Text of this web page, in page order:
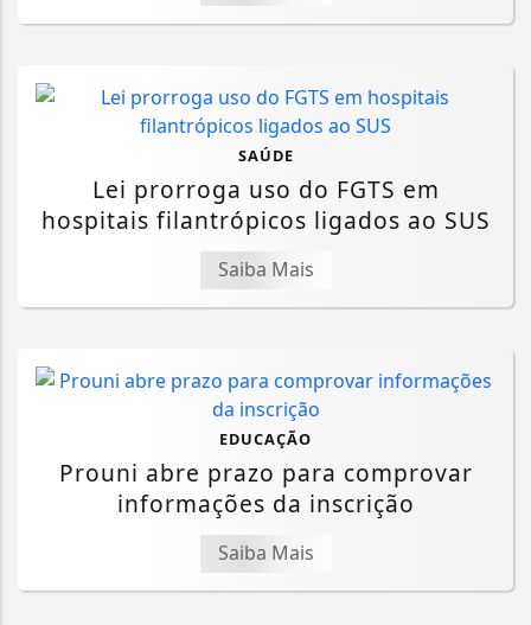
SAÚDE
Lei prorroga uso do FGTS em
hospitais filantrópicos ligados ao SUS
Saiba Mais
EDUCAÇÃO
Prouni abre prazo para comprovar
informações da inscrição
Saiba Mais